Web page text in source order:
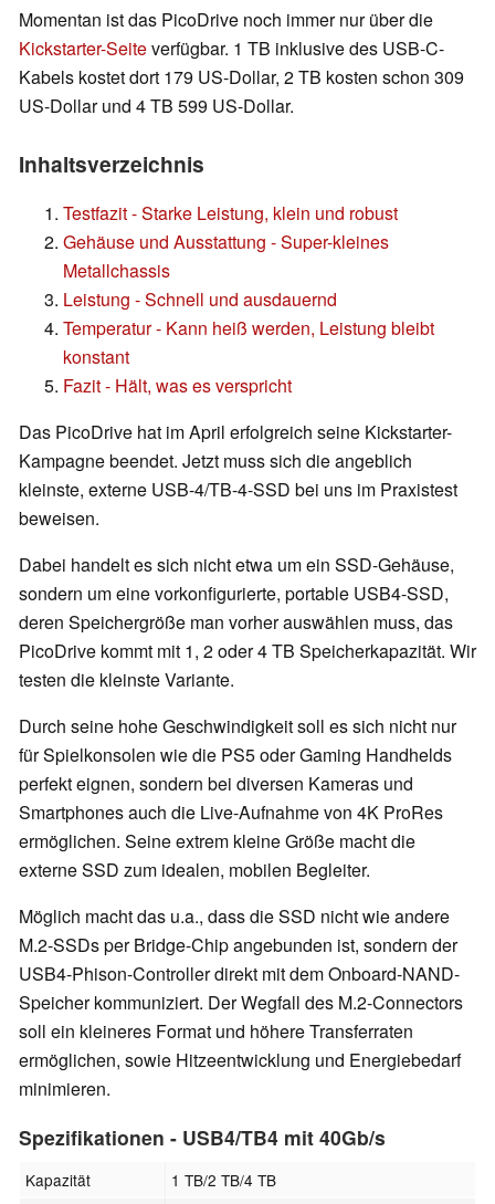
Momentan ist das PicoDrive noch immer nur über die
Kickstarter-Seiteverfügbar. 1 TB inklusive des USB-C-
Kabels kostet dort 179 US-Dollar, 2 TB kosten schon 309
US-Dollar und 4 TB 599 US-Dollar.
Inhaltsverzeichnis
Testfazit - Starke Leistung, klein und robust
Gehäuse und Ausstattung - Super-kleines
Metallchassis
Leistung - Schnell und ausdauernd
Temperatur - Kann heiß werden, Leistung bleibt
konstant
Fazit - Hält, was es verspricht
Das PicoDrive hat im April erfolgreich seine Kickstarter-
Kampagne beendet. Jetzt muss sich die angeblich
kleinste, externe USB-4/TB-4-SSD bei uns im Praxistest
beweisen.
Dabei handelt es sich nicht etwa um ein SSD-Gehäuse,
sondern um eine vorkonfigurierte, portable USB4-SSD,
deren Speichergröße man vorher auswählen muss, das
PicoDrive kommt mit 1, 2 oder 4 TB Speicherkapazität. Wir
testen die kleinste Variante.
Durch seine hohe Geschwindigkeit soll es sich nicht nur
für Spielkonsolen wie die PS5 oder Gaming Handhelds
perfekt eignen, sondern bei diversen Kameras und
Smartphones auch die Live-Aufnahme von 4K ProRes
ermöglichen. Seine extrem kleine Größe macht die
externe SSD zum idealen, mobilen Begleiter.
Möglich macht das u.a., dass die SSD nicht wie andere
M.2-SSDs per Bridge-Chip angebunden ist, sondern der
USB4-Phison-Controller direkt mit dem Onboard-NAND-
Speicher kommuniziert. Der Wegfall des M.2-Connectors
soll ein kleineres Format und höhere Transferraten
ermöglichen, sowie Hitzeentwicklung und Energiebedarf
minimieren.
Spezifikationen - USB4/TB4 mit 40Gb/s
Kapazität 1 TB/2 TB/4 TB